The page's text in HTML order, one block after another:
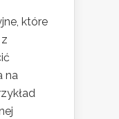
które
z
na